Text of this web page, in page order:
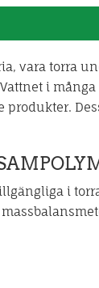
vara torra
i
produkter.
i